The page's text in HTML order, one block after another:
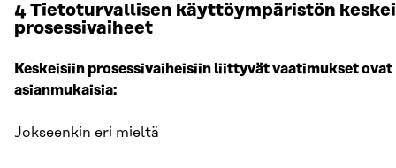
4 Tietoturvallisen käyttöympäristön
prosessivaiheet
Keskeisiin prosessivaiheisiin liittyvät vaatimukset ovat
asianmukaisia:
Jokseenkin eri mieltä